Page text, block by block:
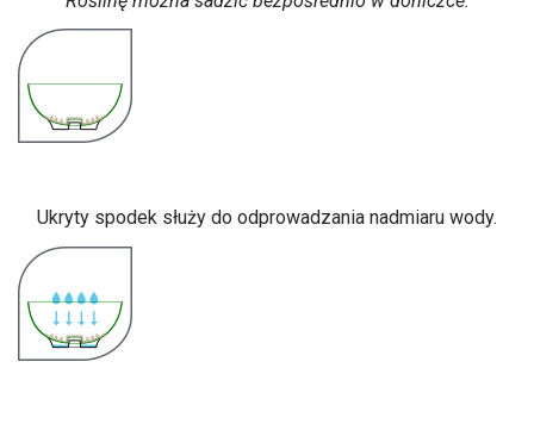
Ukryty spodek służy do odprowadzania nadmiaru wody.